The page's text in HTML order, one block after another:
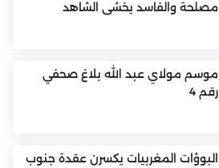
مصلحة والفاسد يخشى الشاهد
موسم مولاي عبد الله بلاغ صحفي
رقم 4
البوؤات المغربيات يكسرن عقدة جنوب